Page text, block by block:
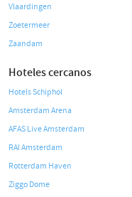
Vlaardingen
Zoetermeer
Zaandam
Hoteles cercanos
Hotels Schiphol
Amsterdam Arena
AFAS Live Amsterdam
RAI Amsterdam
Rotterdam Haven
Ziggo Dome